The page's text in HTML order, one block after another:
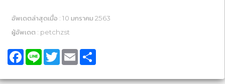
อัพเดตล่าสุดเมื่อ : 10 มกราคม 2563
ผู้อัพเดต : petchzst
Facebook
Line TwitterEmail